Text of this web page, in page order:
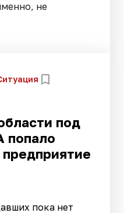
не
под
попало
пока нет